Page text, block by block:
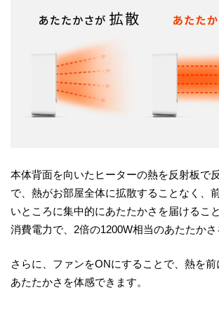
本体背面を向いたヒーターの熱を反射板で
で、熱がお部屋全体に拡散することなく、
いところに集中的にあたたかさを届けるこ
消費電力で、2倍の1200W相当のあたたかさ
さらに、ファンをONにすることで、熱を前
あたたかさを体感できます。